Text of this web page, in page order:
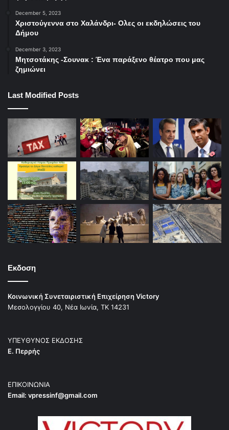
December 5, 2023
Χριστούγεννα στο Χαλάνδρι- Ολες οι εκδηλώσεις του
Δήμου
December 3, 2023
Μητσοτάκης -Σουνακ : Ένα παράξενο θέατρο που μας
ζημιώνει
Last Modified Posts
Εκδοση
Κοινωνική Συνεταιριστική Επιχείρηση Victory
Μεσολογγίου 40, Νέα Ιωνία, ΤΚ 14231
ΥΠΕΥΘΥΝΟΣ ΕΚΔΟΣΗΣ
Ε. Περρής
ΕΠΙΚΟΙΝΩΝΙΑ
Email: vpressinf@gmail.com